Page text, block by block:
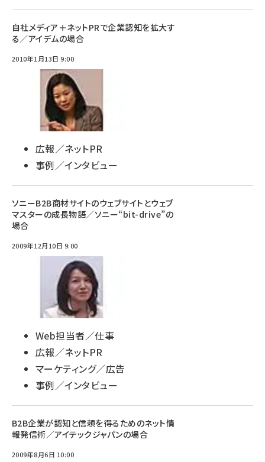
自社メディア＋ネットPRで企業認知を拡大す
る／アイデムの場合
2010年1月13日 9:00
広報／ネットPR
事例／インタビュー
ソニーB2B商材サイトのウェブサイトとウェブ
マスターの成長物語／ソニー“bit-drive”の
場合
2009年12月10日 9:00
Web担当者／仕事
広報／ネットPR
マーケティング／広告
事例／インタビュー
B2B企業が認知と信頼を得るためのネット情
報発信術／アイテックジャパンの場合
2009年8月6日 10:00